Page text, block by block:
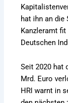
hat ihn an die
Kanzleramt fit
Deutschen
Seit 2020 hat
Mrd. Euro
HRI warnt in